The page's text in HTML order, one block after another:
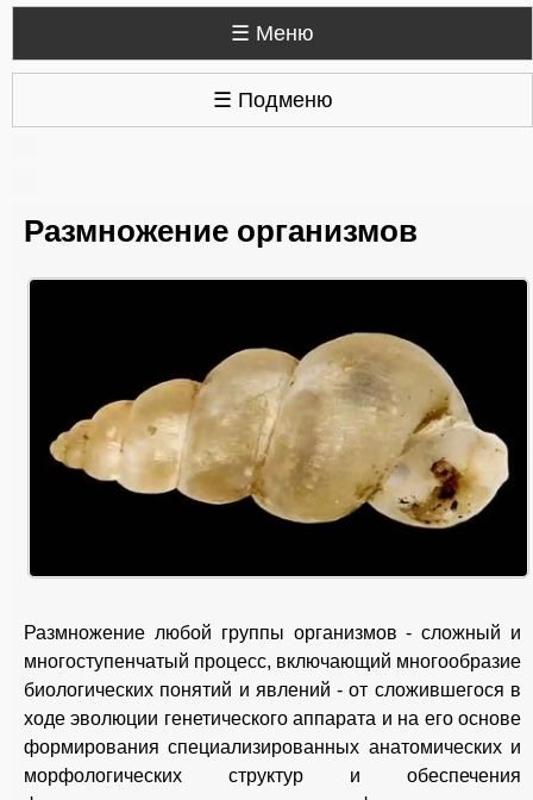
☰ Меню
☰ Подменю
Размножение организмов
Размножение любой группы организмов - сложный и
многоступенчатый процесс, включающий многообразие
биологических понятий и явлений - от сложившегося в
ходе эволюции генетического аппарата и на его основе
формирования специализированных анатомических и
морфологических структур и обеспечения